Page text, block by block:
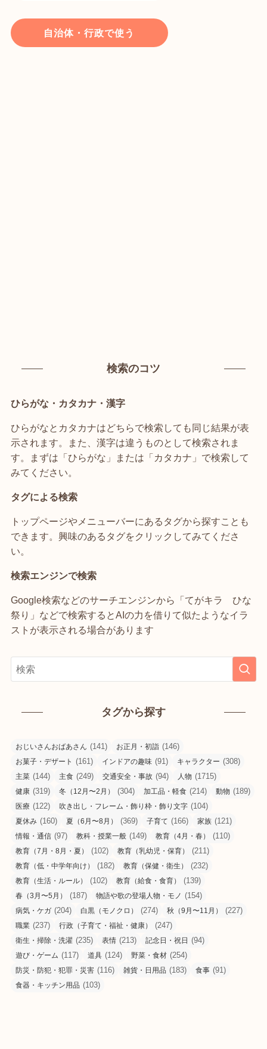
自治体・行政で使う
検索のコツ
ひらがな・カタカナ・漢字
ひらがなとカタカナはどちらで検索しても同じ結果が表
示されます。また、漢字は違うものとして検索されま
す。まずは「ひらがな」または「カタカナ」で検索して
みてください。
タグによる検索
トップページやメニューバーにあるタグから探すことも
できます。興味のあるタグをクリックしてみてくださ
い。
検索エンジンで検索
Google検索などのサーチエンジンから「てがキラ ひな
祭り」などで検索するとAIの力を借りて似たようなイラ
ストが表示される場合があります
タグから探す
おじいさんおばあさん (141) お正月・初詣 (146)
お菓子・デザート (161) インドアの趣味 (91) キャラクター (308)
主菜 (144) 主食 (249) 交通安全・事故 (94) 人物 (1715)
健康 (319) 冬（12月〜2月） (304) 加工品・軽食 (214) 動物 (189)
医療 (122) 吹き出し・フレーム・飾り枠・飾り文字 (104)
夏休み (160) 夏（6月〜8月） (369) 子育て (166) 家族 (121)
情報・通信 (97) 教科・授業一般 (149) 教育（4月・春） (110)
教育（7月・8月・夏） (102) 教育（乳幼児・保育） (211)
教育（低・中学年向け） (182) 教育（保健・衛生） (232)
教育（生活・ルール） (102) 教育（給食・食育） (139)
春（3月〜5月） (187) 物語や歌の登場人物・モノ (154)
病気・ケガ (204) 白黒（モノクロ） (274) 秋（9月〜11月） (227)
職業 (237) 行政（子育て・福祉・健康） (247)
衛生・掃除・洗濯 (235) 表情 (213) 記念日・祝日 (94)
遊び・ゲーム (117) 道具 (124) 野菜・食材 (254)
防災・防犯・犯罪・災害 (116) 雑貨・日用品 (183) 食事 (91)
食器・キッチン用品 (103)